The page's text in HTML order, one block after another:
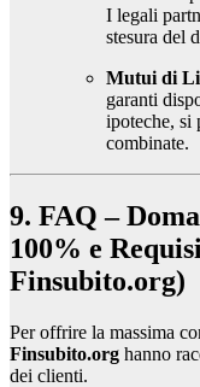
I legali
stesura del
Mutui di
garanti
ipoteche, si
combinate.
9. FAQ –
100% e
Finsubito.org)
Per offrire la massima
Finsubito.org hanno
dei clienti.